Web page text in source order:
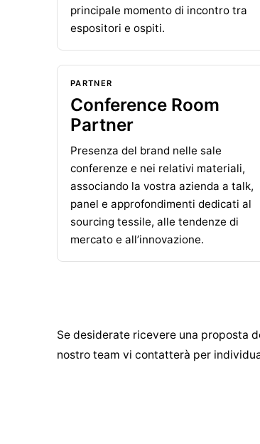
principale momento di incontro tra
espositori e ospiti.
PARTNER
Conference Room
Partner
Presenza del brand nelle sale
conferenze e nei relativi materiali,
associando la vostra azienda a talk,
panel e approfondimenti dedicati al
sourcing tessile, alle tendenze di
mercato e all’innovazione.
Se desiderate ricevere una proposta
nostro team vi contatterà per